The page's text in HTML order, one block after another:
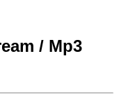
/ Mp3